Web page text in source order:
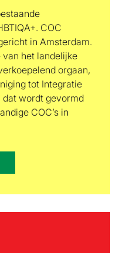
COC
in Amsterdam.
het landelijke
orgaan,
tot Integratie
dat wordt gevormd
COC’s in